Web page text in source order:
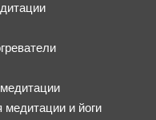
и йоги